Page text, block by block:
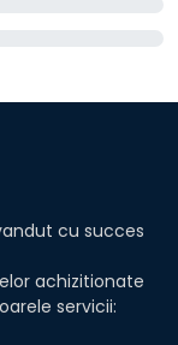
cu succes
achizitionate
servicii: